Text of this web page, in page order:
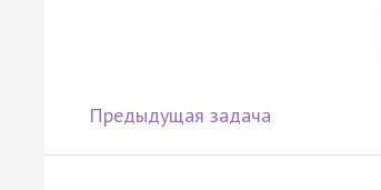
Предыдущая задача